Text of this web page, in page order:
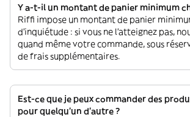
Y a-t-il un montant de panier minimum
Riffi impose un montant de panier
d'inquiétude : si vous ne l'atteignez pas,
quand même votre commande, sous
de frais supplémentaires.
Est-ce que je peux commander des
pour quelqu'un d'autre ?